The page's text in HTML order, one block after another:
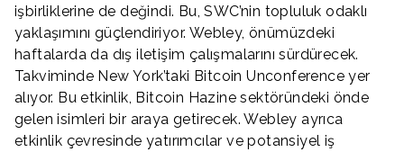
işbirliklerine de değindi. Bu, SWC’nin topluluk odaklı
yaklaşımını güçlendiriyor. Webley, önümüzdeki
haftalarda da dış iletişim çalışmalarını sürdürecek.
Takviminde New York’taki Bitcoin Unconference yer
alıyor. Bu etkinlik, Bitcoin Hazine sektöründeki önde
gelen isimleri bir araya getirecek. Webley ayrıca
etkinlik çevresinde yatırımcılar ve potansiyel iş